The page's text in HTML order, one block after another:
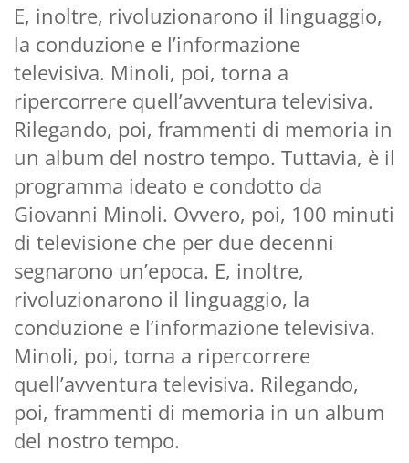
E, inoltre, rivoluzionarono il linguaggio,
la conduzione e l’informazione
televisiva. Minoli, poi, torna a
ripercorrere quell’avventura televisiva.
Rilegando, poi, frammenti di memoria in
un album del nostro tempo. Tuttavia, è il
programma ideato e condotto da
Giovanni Minoli. Ovvero, poi, 100 minuti
di televisione che per due decenni
segnarono un’epoca. E, inoltre,
rivoluzionarono il linguaggio, la
conduzione e l’informazione televisiva.
Minoli, poi, torna a ripercorrere
quell’avventura televisiva. Rilegando,
poi, frammenti di memoria in un album
del nostro tempo.